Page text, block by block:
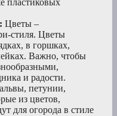
пластиковых
Цветы –
стиля. Цветы
в горшках,
Важно, чтобы
и радости.
петунии,
из цветов,
для огорода в стиле